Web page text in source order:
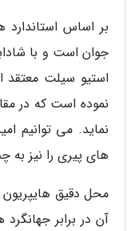
بر اساس استاندارد
جوان است و با
نماید. می توانیم
های پیری را نیز به
محل دقیق هایپریون
آن در برابر